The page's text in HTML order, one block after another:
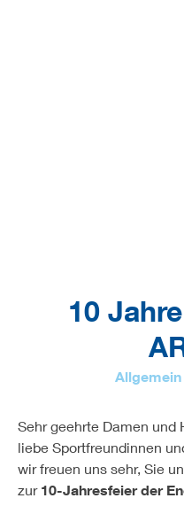
10
Allgemein
Sehr geehrte Damen und
liebe Sportfreundinnen
wir freuen uns sehr, Sie
zur 10-Jahresfeier der